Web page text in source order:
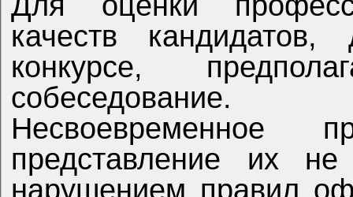
качеств
конкурсе,
собеседование.
Несвоевременное представление документов,
представление их
нарушением правил